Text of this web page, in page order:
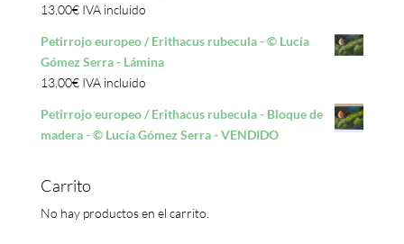
13,00€ IVA incluido
Petirrojo europeo / Erithacus rubecula - © Lucía
Gómez Serra - Lámina
13,00€ IVA incluido
Petirrojo europeo / Erithacus rubecula - Bloque de
madera - © Lucía Gómez Serra - VENDIDO
Carrito
No hay productos en el carrito.